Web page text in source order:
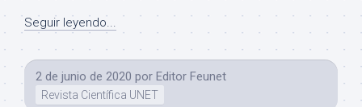
Seguir leyendo...
2 de junio de 2020 por Editor Feunet
Revista Científica UNET